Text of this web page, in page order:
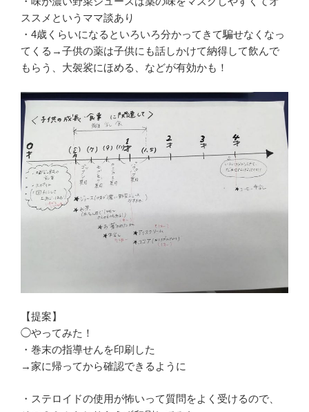
ススメというママ談あり
・4歳くらいになるといろいろ分かってきて騙せなくなっ
てくる→子供の薬は子供にも話しかけて納得して飲んで
もらう、大袈裟にほめる、などが有効かも！
【提案】
◯やってみた！
・巻末の指導せんを印刷した
→家に帰ってから確認できるように
・ステロイドの使用が怖いって質問をよく受けるので、